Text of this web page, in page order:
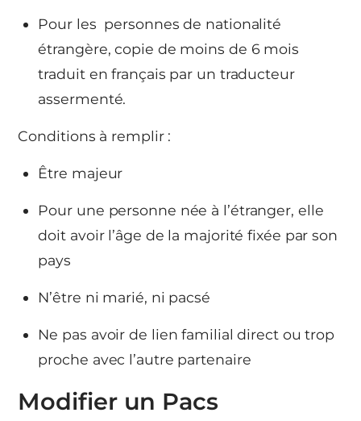
Pour les personnes de nationalité
étrangère, copie de moins de 6 mois
traduit en français par un traducteur
assermenté.
Conditions à remplir :
Être majeur
Pour une personne née à l’étranger, elle
doit avoir l’âge de la majorité fixée par son
pays
N’être ni marié, ni pacsé
Ne pas avoir de lien familial direct ou trop
proche avec l’autre partenaire
Modifier un Pacs